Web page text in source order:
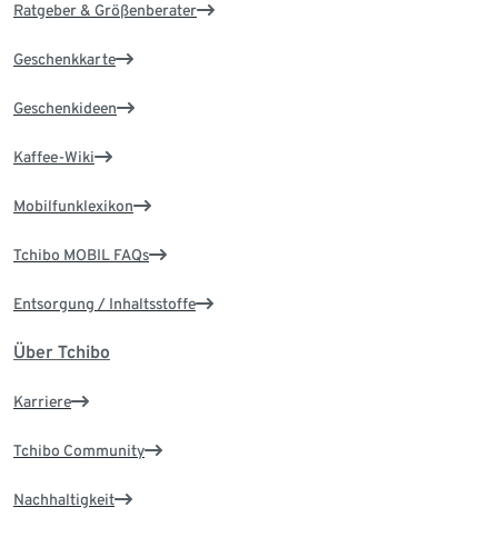
Ratgeber & Größenberater
Geschenkkarte
Geschenkideen
Kaffee-Wiki
Mobilfunklexikon
Tchibo MOBIL FAQs
Entsorgung / Inhaltsstoffe
Über Tchibo
Karriere
Tchibo Community
Nachhaltigkeit